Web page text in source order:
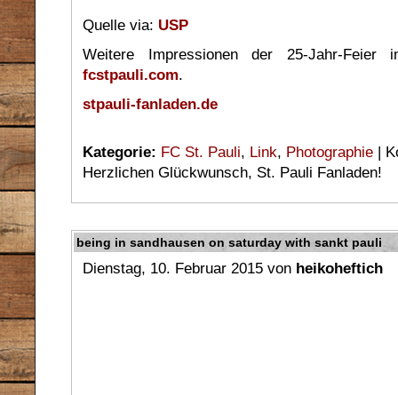
Quelle via: USP
Weitere Impressionen der 25-Jahr-
fcstpauli.com.
stpauli-fanladen.de
Kategorie: FC St. Pauli, Link, Photographie |
Herzlichen Glückwunsch, St. Pauli Fanladen!
being in sandhausen on saturday with sankt pauli
Dienstag, 10. Februar 2015 von heikoheftich